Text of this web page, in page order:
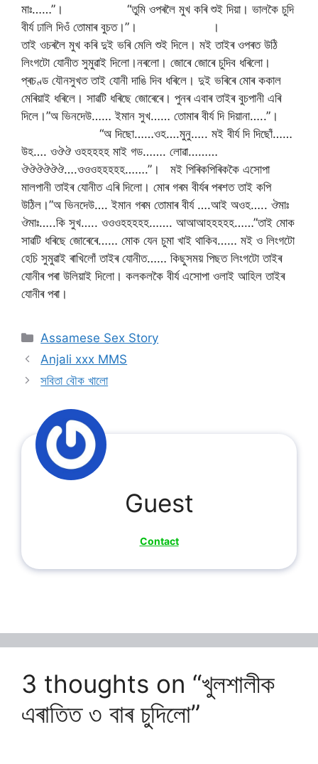
মাঃ……”। “তুমি ওপৰলৈ মুখ কৰি শুই দিয়া। ভালকৈ চুদি
বীৰ্য ঢালি দিওঁ তোমাৰ বুচত।”। ‌।
তাই ওচৰলৈ মুখ কৰি দুই ভৰি মেলি শুই দিলে। মই তাইৰ ওপৰত উঠি
লিংগটো যোনীত সুমুৱাই দিলো।নৰলো। জোৰে জোৰে চুদিব ধৰিলো।
প্ৰচণ্ড যৌনসুখত তাই যোনী দাঙি দিব ধৰিলে। দুই ভৰিৰে মোৰ ককাল
মেৰিয়াই ধৰিলে। সাৱটি ধৰিছে জোৰেৰে। পুনৰ এবাৰ তাইৰ বুচপানী এৰি
দিলে।”অ ভিনদেউ…… ইমান সুখ…… তোমাৰ বীৰ্য দি দিয়ানা…..”।
“অ দিছো……ওহ….মুনু….. মই বীৰ্য দি দিছোঁ……
উহ…. ওঔঔ ওহহহহহ মাই গড……. লোৱা………
ঔঔঔঔঔঔ….ওওওহহহহহ…….”। মই পিৰিকপিৰিককৈ এসোপা
মালপানী তাইৰ যোনীত এৰি দিলো। মোৰ গৰম বীৰ্যৰ পৰশত তাই কপি
উঠিল।”অ ভিনদেউ…. ইমান গৰম তোমাৰ বীৰ্য ….আই অওহ….. ঔমাঃ
ঔমাঃ…..কি সুখ….. ওওওহহহহহ……. আআআহহহহহ……”তাই মোক
সাৱটি ধৰিছে জোৰেৰে…… মোক যেন চুমা খাই থাকিব…… মই ও লিংগটো
হেচি সুমুৱাই ৰাখিলোঁ তাইৰ যোনীত…… কিছুসময় পিছত লিংগটো তাইৰ
যোনীৰ পৰা উলিয়াই দিলো। কলকলকৈ বীৰ্য এসোপা ওলাই আহিল তাইৰ
যোনীৰ পৰা।
Categories
Assamese Sex Story
Anjali xxx MMS
সবিতা বৌক খালো
Guest
Contact
3 thoughts on “খুলশালীক
এৰাতিত ৩ বাৰ চুদিলো”